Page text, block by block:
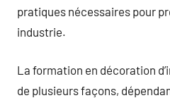
pratiques nécessaires pour
industrie.
La formation en décoration
de plusieurs façons,